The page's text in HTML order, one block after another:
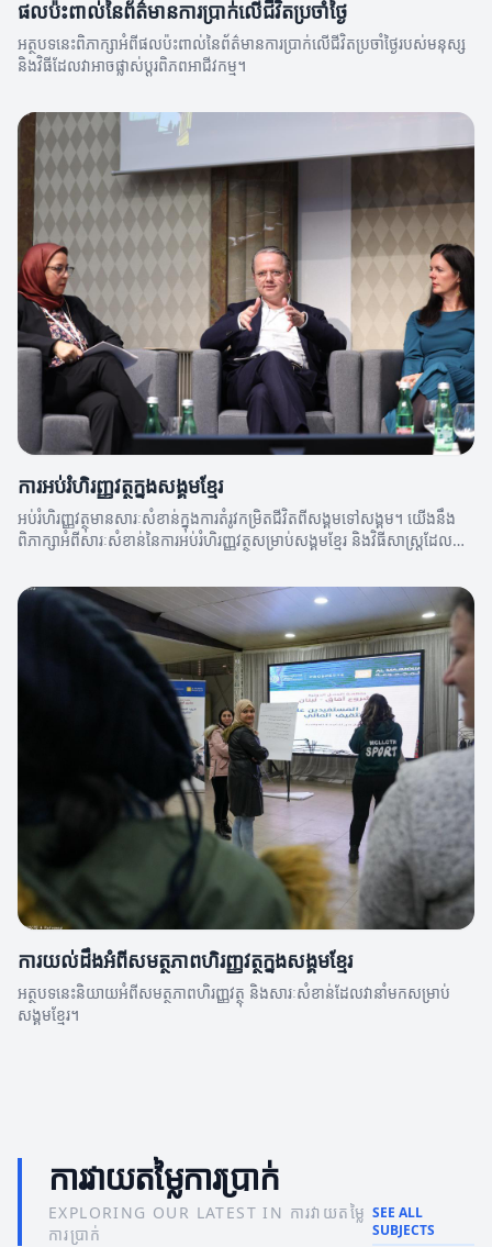
ផលប៉ះពាល់នៃព័ត៌មានការប្រាក់លើជីវិតប្រចាំថ្ងៃ
អត្ថបទនេះពិភាក្សាអំពីផលប៉ះពាល់នៃព័ត៌មានការប្រាក់លើជីវិតប្រចាំថ្ងៃរបស់មនុស្ស
និងវិធីដែលវាអាចផ្លាស់ប្តូរពិភពអាជីវកម្ម។
ការអប់រំហិរញ្ញវត្ថុក្នុងសង្គមខ្មែរ
អប់រំហិរញ្ញវត្ថុមានសារៈសំខាន់ក្នុងការតំរូវកម្រិតជីវិតពីសង្គមទៅសង្គម។ យើងនឹង
ពិភាក្សាអំពីសារៈសំខាន់នៃការអប់រំហិរញ្ញវត្ថុសម្រាប់សង្គមខ្មែរ និងវិធីសាស្ត្រដែល
ការយល់ដឹងអំពីសមត្ថភាពហិរញ្ញវត្ថុក្នុងសង្គមខ្មែរ
អត្ថបទនេះនិយាយអំពីសមត្ថភាពហិរញ្ញវត្ថុ និងសារៈសំខាន់ដែលវានាំមកសម្រាប់
សង្គមខ្មែរ។
ការវាយតម្លៃការប្រាក់
EXPLORING OUR LATEST IN ការវាយតម្លៃ
ការប្រាក់
SEE ALL
SUBJECTS